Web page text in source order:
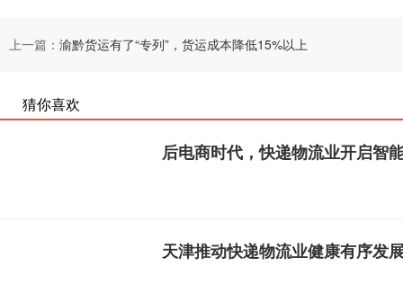
上一篇： 渝黔货运有了“专列”，货运成本降低15%以上
猜你喜欢
后电商时代，快递物流业开启智
天津推动快递物流业健康有序发